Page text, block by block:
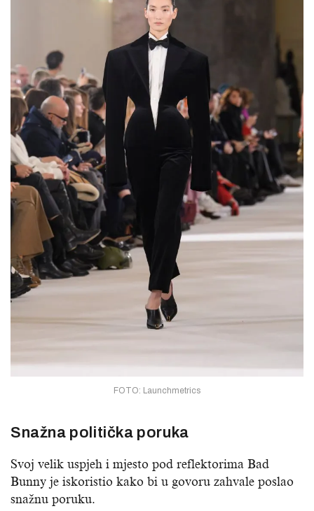
FOTO: Launchmetrics
Snažna politička poruka
Svoj velik uspjeh i mjesto pod reflektorima Bad
Bunny je iskoristio kako bi u govoru zahvale poslao
snažnu poruku.